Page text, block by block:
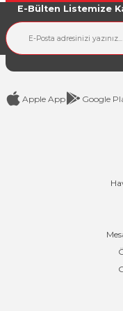
Ürün bilgilerinde
E-Bülten Listemize
Apple App Google